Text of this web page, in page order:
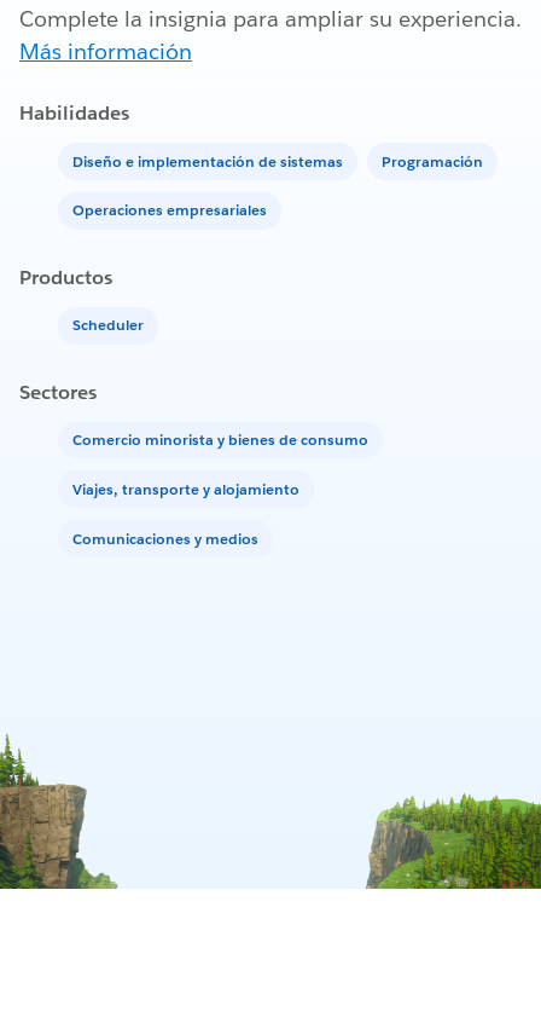
Complete la insignia para ampliar su experiencia.
Más información
Habilidades
Diseño e implementación de sistemas Programación
Operaciones empresariales
Productos
Scheduler
Sectores
Comercio minorista y bienes de consumo
Viajes, transporte y alojamiento
Comunicaciones y medios